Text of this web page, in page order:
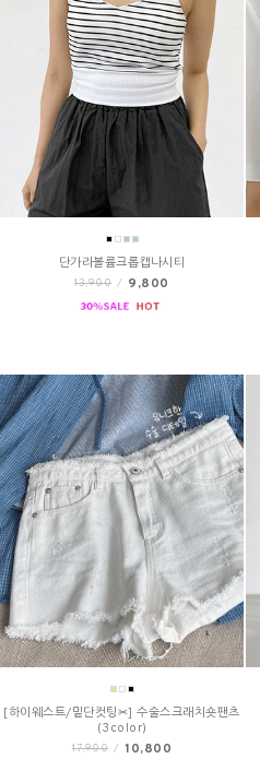
단가라볼륨크롭캡나시티
13,900 / 9,800
[하이웨스트/밑단컷팅✂] 수술스크래치숏팬츠
(3color)
17,900 / 10,800